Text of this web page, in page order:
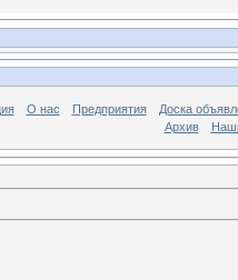
О нас Предприятия
Доска
Архив